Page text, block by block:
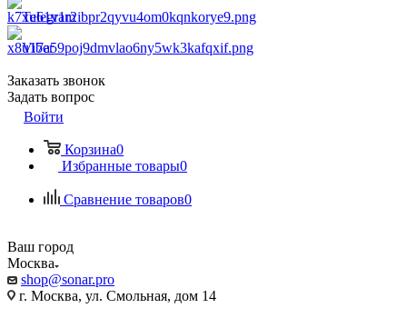
Telegram
Viber
Заказать звонок
Задать вопрос
Войти
Корзина0
Избранные товары0
Сравнение товаров0
Ваш город
Москва
shop@sonar.pro
г. Москва, ул. Смольная, дом 14